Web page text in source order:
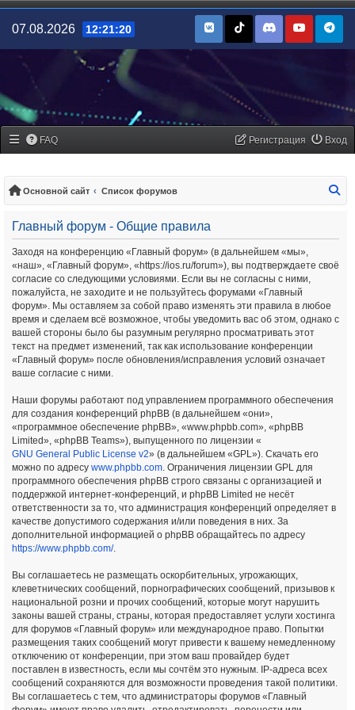
07.08.2026 12:21:20
FAQ Вход
Регистрация
Основной сайт Список форумов
Главный форум - Общие правила
Заходя на конференцию «Главный форум» (в дальнейшем «мы»,
«наш», «Главный форум», «https://ios.ru/forum»), вы подтверждаете своё
согласие со следующими условиями. Если вы не согласны с ними,
пожалуйста, не заходите и не пользуйтесь форумами «Главный
форум». Мы оставляем за собой право изменять эти правила в любое
время и сделаем всё возможное, чтобы уведомить вас об этом, однако с
вашей стороны было бы разумным регулярно просматривать этот
текст на предмет изменений, так как использование конференции
«Главный форум» после обновления/исправления условий означает
ваше согласие с ними.
Наши форумы работают под управлением программного обеспечения
для создания конференций phpBB (в дальнейшем «они»,
«программное обеспечение phpBB», «www.phpbb.com», «phpBB
Limited», «phpBB Teams»), выпущенного по лицензии «
GNU General Public License v2» (в дальнейшем «GPL»). Скачать его
можно по адресу www.phpbb.com. Ограничения лицензии GPL для
программного обеспечения phpBB строго связаны с организацией и
поддержкой интернет-конференций, и phpBB Limited не несёт
ответственности за то, что администрация конференций определяет в
качестве допустимого содержания и/или поведения в них. За
дополнительной информацией о phpBB обращайтесь по адресу
https://www.phpbb.com/.
Вы соглашаетесь не размещать оскорбительных, угрожающих,
клеветнических сообщений, порнографических сообщений, призывов к
национальной розни и прочих сообщений, которые могут нарушить
законы вашей страны, страны, которая предоставляет услуги хостинга
для форумов «Главный форум» или международное право. Попытки
размещения таких сообщений могут привести к вашему немедленному
отключению от конференции, при этом ваш провайдер будет
поставлен в известность, если мы сочтём это нужным. IP-адреса всех
сообщений сохраняются для возможности проведения такой политики.
Вы соглашаетесь с тем, что администраторы форумов «Главный